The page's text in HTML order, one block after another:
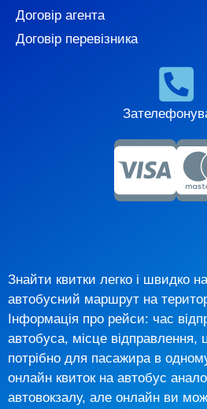
Договір агента
Договір перевізника
Знайти квитки легко і швидко
автобусний маршрут на
Інформація про рейси: час
автобуса, місце відправлення,
потрібно для пасажира в
онлайн квиток на автобус
автовокзалу, але онлайн ви